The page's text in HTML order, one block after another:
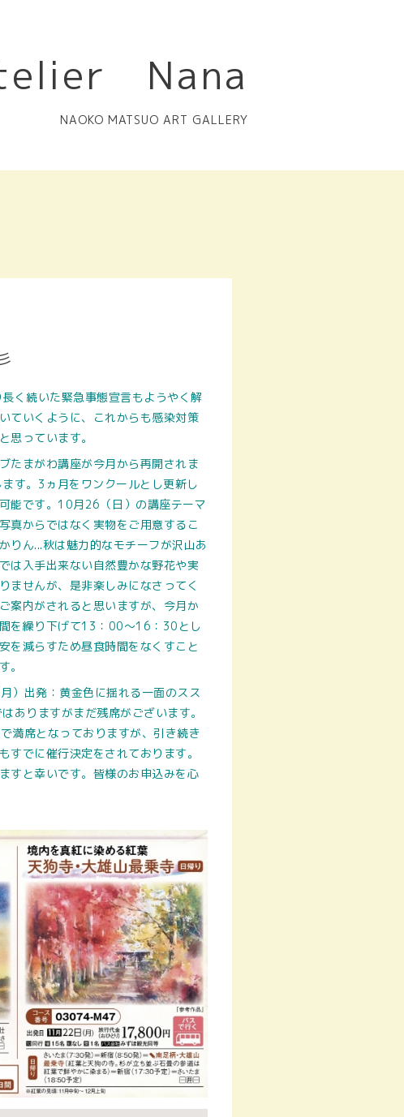
Nana
NAOKO MATSUO ART GALLERY
く続いた緊急事態宣言もようやく解
ていくように、これからも感染対策
思っています。
たまがわ講座が今月から再開されま
す。3ヵ月をワンクールとし更新し
能です。10月26（日）の講座テーマ
真からではなく実物をご用意するこ
りん...秋は魅力的なモチーフが沢山あ
は入手出来ない自然豊かな野花や実
ませんが、是非楽しみになさってく
案内がされると思いますが、今月か
を繰り下げて13：00～16：30とし
を減らすため昼食時間をなくすこと
。
）出発：黄金色に揺れる一面のスス
ありますがまだ残席がございます。
満席となっておりますが、引き続き
でに催行決定をされております。
すと幸いです。皆様のお申込みを心